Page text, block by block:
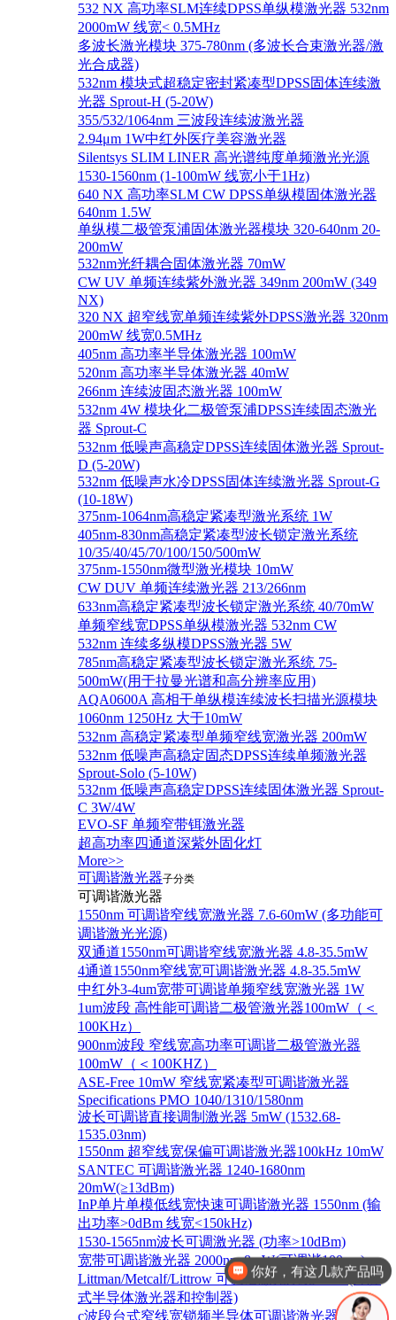
532 NX 高功率SLM连续DPSS单纵模激光器 532nm
2000mW 线宽< 0.5MHz
多波长激光模块 375-780nm (多波长合束激光器/激
光合成器)
532nm 模块式超稳定密封紧凑型DPSS固体连续激
光器 Sprout-H (5-20W)
355/532/1064nm 三波段连续波激光器
2.94μm 1W中红外医疗美容激光器
Silentsys SLIM LINER 高光谱纯度单频激光光源
1530-1560nm (1-100mW 线宽小于1Hz)
640 NX 高功率SLM CW DPSS单纵模固体激光器
640nm 1.5W
单纵模二极管泵浦固体激光器模块 320-640nm 20-
200mW
532nm光纤耦合固体激光器 70mW
CW UV 单频连续紫外激光器 349nm 200mW (349
NX)
320 NX 超窄线宽单频连续紫外DPSS激光器 320nm
200mW 线宽0.5MHz
405nm 高功率半导体激光器 100mW
520nm 高功率半导体激光器 40mW
266nm 连续波固态激光器 100mW
532nm 4W 模块化二极管泵浦DPSS连续固态激光
器 Sprout-C
532nm 低噪声高稳定DPSS连续固体激光器 Sprout-
D (5-20W)
532nm 低噪声水冷DPSS固体连续激光器 Sprout-G
(10-18W)
375nm-1064nm高稳定紧凑型激光系统 1W
405nm-830nm高稳定紧凑型波长锁定激光系统
10/35/40/45/70/100/150/500mW
375nm-1550nm微型激光模块 10mW
CW DUV 单频连续激光器 213/266nm
633nm高稳定紧凑型波长锁定激光系统 40/70mW
单频窄线宽DPSS单纵模激光器 532nm CW
532nm 连续多纵模DPSS激光器 5W
785nm高稳定紧凑型波长锁定激光系统 75-
500mW(用于拉曼光谱和高分辨率应用)
AQA0600A 高相干单纵模连续波长扫描光源模块
1060nm 1250Hz 大于10mW
532nm 高稳定紧凑型单频窄线宽激光器 200mW
532nm 低噪声高稳定固态DPSS连续单频激光器
Sprout‐Solo (5-10W)
532nm 低噪声高稳定DPSS连续固体激光器 Sprout-
C 3W/4W
EVO-SF 单频窄带铒激光器
超高功率四通道深紫外固化灯
More>>
可调谐激光器子分类
可调谐激光器
1550nm 可调谐窄线宽激光器 7.6-60mW (多功能可
调谐激光光源)
双通道1550nm可调谐窄线宽激光器 4.8-35.5mW
4通道1550nm窄线宽可调谐激光器 4.8-35.5mW
中红外3-4um宽带可调谐单频窄线宽激光器 1W
1um波段 高性能可调谐二极管激光器100mW（＜
100KHz）
900nm波段 窄线宽高功率可调谐二极管激光器
100mW（＜100KHZ）
ASE-Free 10mW 窄线宽紧凑型可调谐激光器
Specifications PMO 1040/1310/1580nm
波长可调谐直接调制激光器 5mW (1532.68-
1535.03nm)
1550nm 超窄线宽保偏可调谐激光器100kHz 10mW
SANTEC 可调谐激光器 1240-1680nm
20mW(≥13dBm)
InP单片单模低线宽快速可调谐激光器 1550nm (输
出功率>0dBm 线宽<150kHz)
1530-1565nm波长可调激光器 (功率>10dBm)
宽带可调谐激光器 2000nm 8mW(可调谐100nm)
Littman/Metcalf/Littrow 可调谐激光系统 Lion (外腔
式半导体激光器和控制器)
c波段台式窄线宽锁频半导体可调谐激光器 1528-
你好，有这几款产品吗